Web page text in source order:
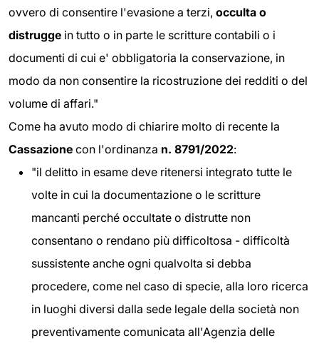
ovvero di consentire l'evasione a terzi, occulta o
distrugge in tutto o in parte le scritture contabili o i
documenti di cui e' obbligatoria la conservazione, in
modo da non consentire la ricostruzione dei redditi o del
volume di affari."
Come ha avuto modo di chiarire molto di recente la
Cassazione con l'ordinanza n. 8791/2022:
"il delitto in esame deve ritenersi integrato tutte le
volte in cui la documentazione o le scritture
mancanti perché occultate o distrutte non
consentano o rendano più difficoltosa - difficoltà
sussistente anche ogni qualvolta si debba
procedere, come nel caso di specie, alla loro ricerca
in luoghi diversi dalla sede legale della società non
preventivamente comunicata all'Agenzia delle